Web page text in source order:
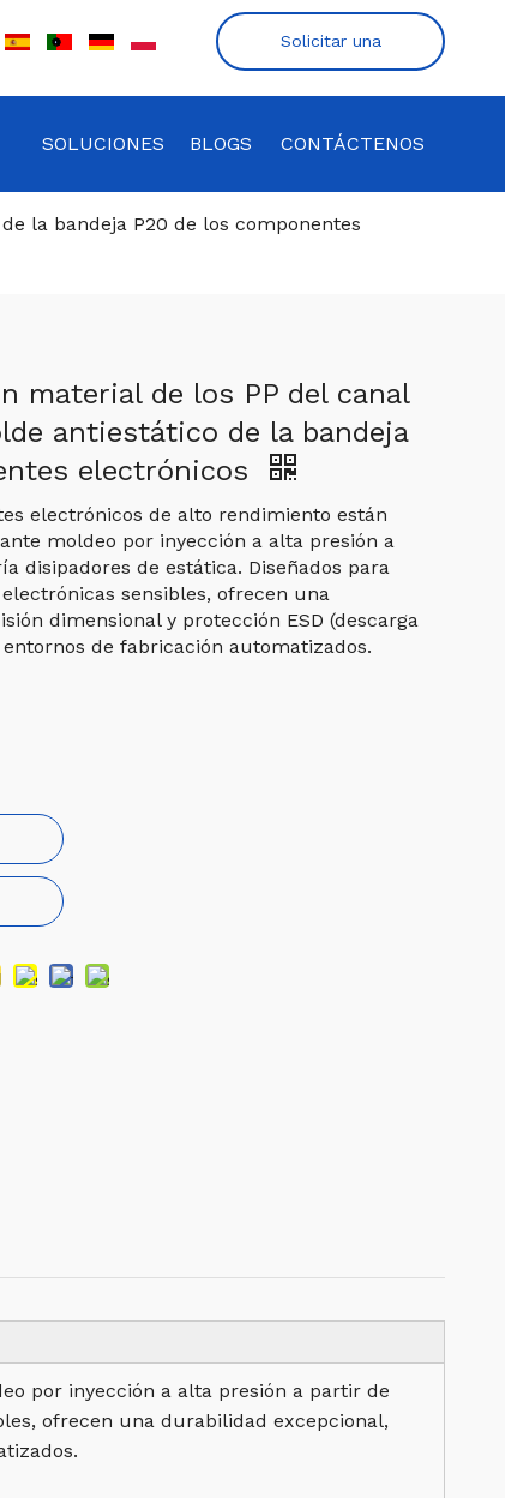
Solicitar una
cotización
SOLUCIONES BLOGS CONTÁCTENOS
la bandeja P20 de los componentes
material de los PP del canal
antiestático de la bandeja
electrónicos
electrónicos de alto rendimiento están
moldeo por inyección a alta presión a
disipadores de estática. Diseñados para
sensibles, ofrecen una
dimensional y protección ESD (descarga
de fabricación automatizados.
por inyección a alta presión a partir de
ofrecen una durabilidad excepcional,